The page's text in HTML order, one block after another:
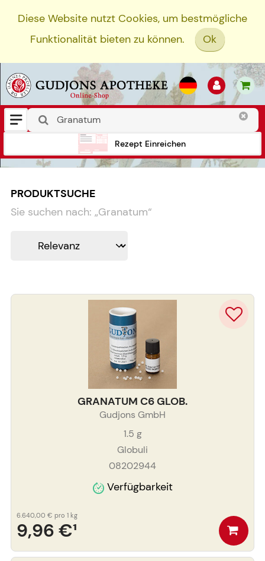
Diese Website nutzt Cookies, um bestmögliche
Funktionalität bieten zu können.
Ok
Rezept Einreichen
PRODUKTSUCHE
Sie suchen nach: „Granatum“
GRANATUM C6 GLOB.
Gudjons GmbH
1.5 g
Globuli
08202944
Verfügbarkeit
9,96 €¹
6.640,00 € pro 1 kg